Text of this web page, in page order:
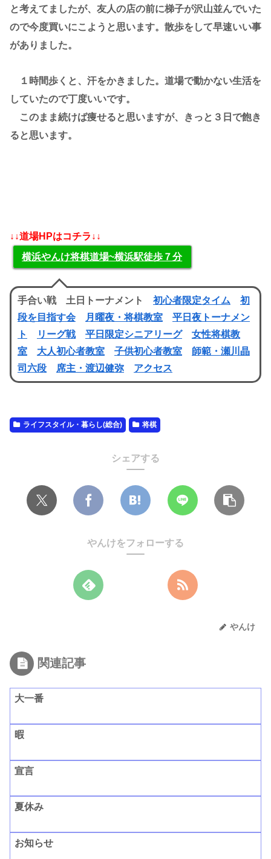
と考えてましたが、友人の店の前に梯子が沢山並んでいた
ので今度買いにこようと思います。散歩をして早速いい事
がありました。
１時間歩くと、汗をかきました。道場で動かない生活を
していたので丁度いいです。
このまま続けば痩せると思いますが、きっと３日で飽き
ると思います。
↓↓道場HPはコチラ↓↓
横浜やんけ将棋道場~横浜駅徒歩７分
手合い戦 土日トーナメント 初心者限定タイム
初
段を目指す会
月曜夜・将棋教室
平日夜トーナメン
ト
リーグ戦 平日限定シニアリーグ
女性将棋教
室
大人初心者教室 子供初心者教室
師範・瀬川晶
司六段
席主・渡辺健弥 アクセス
ライフスタイル・暮らし(総合) 将棋
シェアする
やんけをフォローする
やんけ
関連記事
大一番
暇
宣言
夏休み
お知らせ